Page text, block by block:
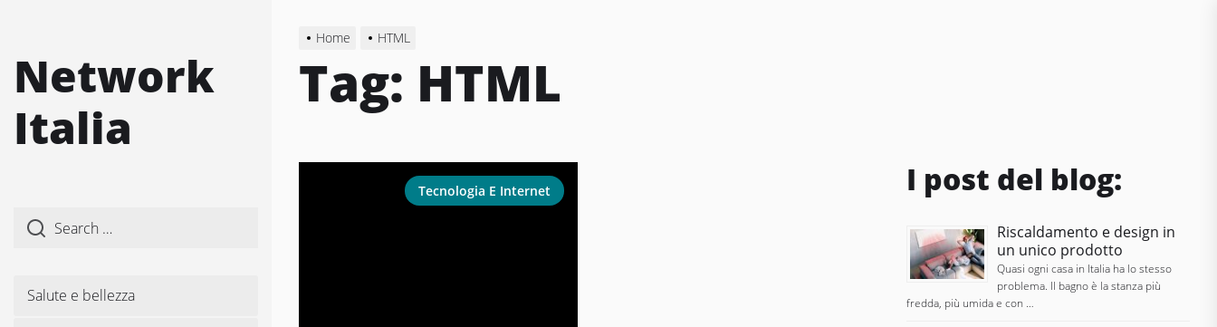
content
Network
Italia
Salute e bellezza
Home HTML
Tag: HTML
Tecnologia E Internet I post del blog:
Riscaldamento e design in
un unico prodotto
Quasi ogni casa in Italia ha lo stesso
problema. Il bagno è la stanza più
fredda, più umida e con …